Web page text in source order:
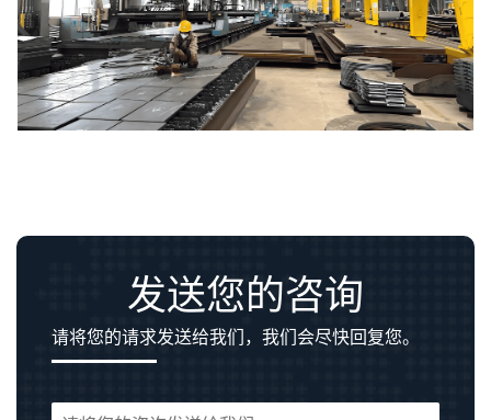
发送您的咨询
请将您的请求发送给我们，我们会尽快回复您。